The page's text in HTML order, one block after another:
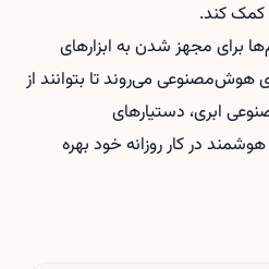
کمک کند.
برای مجهز شدن به ابزارهای
هوش‌مصنوعی می‌روند تا بتوانند از
ابری، دستیارهای
در کار روزانه خود بهره